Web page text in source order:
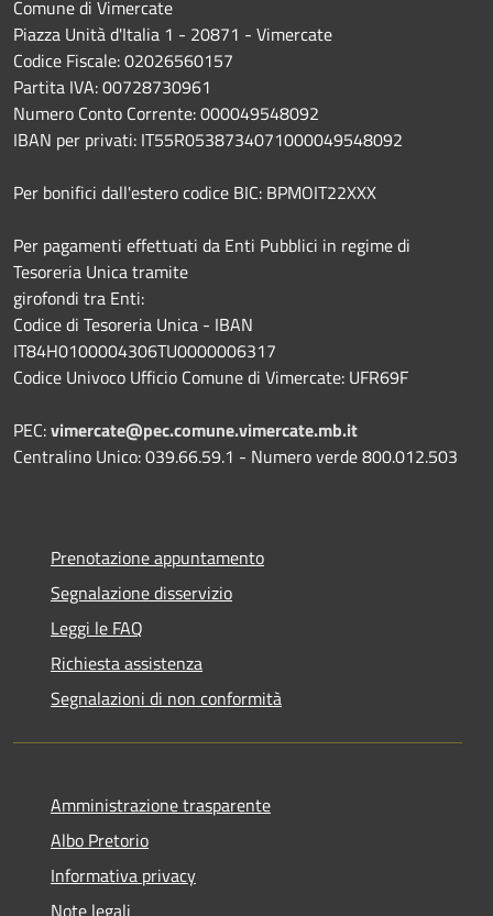
Comune di Vimercate
Piazza Unità d'Italia 1 - 20871 - Vimercate
Codice Fiscale: 02026560157
Partita IVA: 00728730961
Numero Conto Corrente: 000049548092
IBAN per privati: IT55R0538734071000049548092
Per bonifici dall'estero codice BIC: BPMOIT22XXX
Per pagamenti effettuati da Enti Pubblici in regime di
Tesoreria Unica tramite
girofondi tra Enti:
Codice di Tesoreria Unica - IBAN
IT84H0100004306TU0000006317
Codice Univoco Ufficio Comune di Vimercate: UFR69F
PEC:vimercate@pec.comune.vimercate.mb.it
Centralino Unico: 039.66.59.1 - Numero verde 800.012.503
Prenotazione appuntamento
Segnalazione disservizio
Leggi le FAQ
Richiesta assistenza
Segnalazioni di non conformità
Amministrazione trasparente
Albo Pretorio
Informativa privacy
Note legali